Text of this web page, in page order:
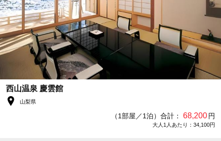
西山温泉 慶雲館
山梨県
（1部屋／1泊）合計： 68,200円
大人1人あたり：34,100円